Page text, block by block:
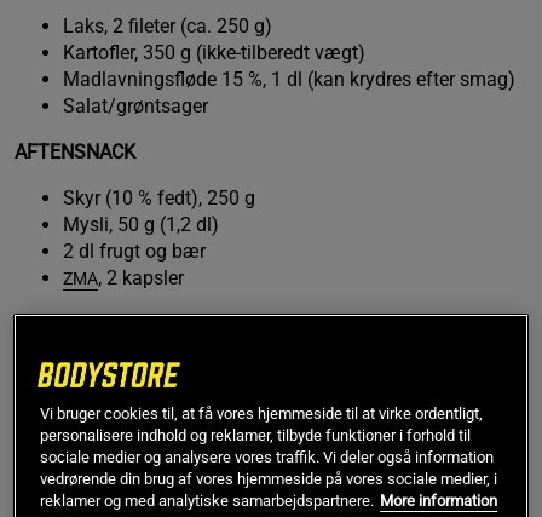
Laks, 2 fileter (ca. 250 g)
Kartofler, 350 g (ikke-tilberedt vægt)
Madlavningsfløde 15 %, 1 dl (kan krydres efter smag)
Salat/grøntsager
AFTENSNACK
Skyr (10 % fedt), 250 g
Mysli, 50 g (1,2 dl)
2 dl frugt og bær
ZMA, 2 kapsler
FØR TRÆNING
BCAA Hardcore
EFTER TRÆNING
Whey-80, 1 dl
Vi bruger cookies til, at få vores hjemmeside til at virke ordentligt,
personalisere indhold og reklamer, tilbyde funktioner i forhold til
sociale medier og analysere vores traffik. Vi deler også information
vedrørende din brug af vores hjemmeside på vores sociale medier, i
reklamer og med analytiske samarbejdspartnere. More information